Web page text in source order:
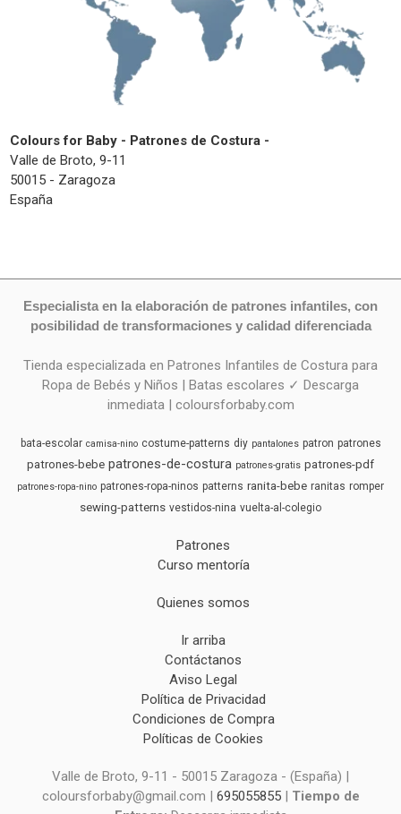
Colours for Baby - Patrones de Costura -
Valle de Broto, 9-11
50015 - Zaragoza
España
Especialista en la elaboración de patrones infantiles, con
posibilidad de transformaciones y calidad diferenciada
Tienda especializada en Patrones Infantiles de Costura para
Ropa de Bebés y Niños | Batas escolares ✓ Descarga
inmediata | coloursforbaby.com
bata-escolar camisa-nino costume-patterns diy pantalones patron patrones
patrones-bebe patrones-de-costura patrones-gratis patrones-pdf
patrones-ropa-nino patrones-ropa-ninos patterns ranita-bebe ranitas romper
sewing-patterns vestidos-nina vuelta-al-colegio
Patrones
Curso mentoría
Quienes somos
Ir arriba
Contáctanos
Aviso Legal
Política de Privacidad
Condiciones de Compra
Políticas de Cookies
Valle de Broto, 9-11 - 50015 Zaragoza - (España) |
coloursforbaby@gmail.com | 695055855| Tiempo de